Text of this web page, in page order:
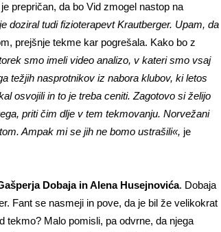
prepričan, da bo Vid zmogel nastop na
doziral tudi fizioterapevt Krautberger. Upam, da
prejšnje tekme kar pogrešala. Kako bo z
smo imeli video analizo, v kateri smo vsaj
težjih nasprotnikov iz nabora klubov, ki letos
osvojili in to je treba ceniti. Zagotovo si želijo
priti čim dlje v tem tekmovanju. Norvežani
Ampak mi se jih ne bomo ustrašili«, je
Dobaja in Alena Husejnovića. Dobaja
Fant se nasmeji in pove, da je bil že velikokrat
tekmo? Malo pomisli, pa odvrne, da njega